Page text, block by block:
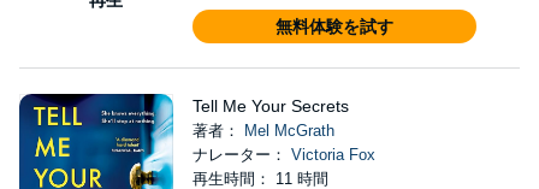
無料体験を試す
Tell Me Your Secrets
著者：
Mel McGrath
ナレーター： Victoria Fox
再生時間： 11 時間